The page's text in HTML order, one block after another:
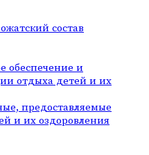
состав
обеспечение и
отдыха детей и их
предоставляемые
и их оздоровления